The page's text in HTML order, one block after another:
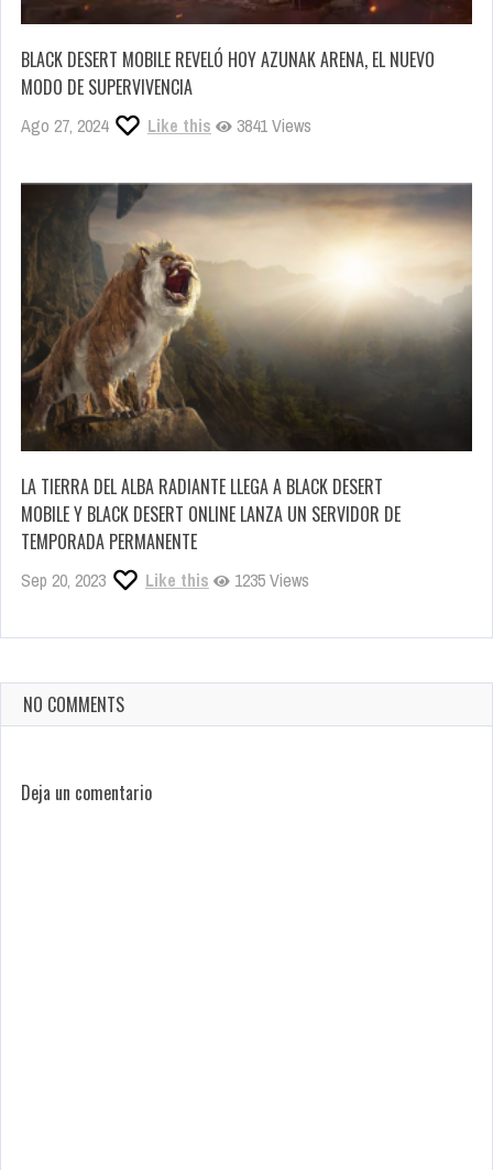
BLACK DESERT MOBILE REVELÓ HOY AZUNAK ARENA, EL NUEVO
MODO DE SUPERVIVENCIA
Ago 27, 2024 Like this 3841 Views
LA TIERRA DEL ALBA RADIANTE LLEGA A BLACK DESERT
MOBILE Y BLACK DESERT ONLINE LANZA UN SERVIDOR DE
TEMPORADA PERMANENTE
Sep 20, 2023 Like this 1235 Views
NO COMMENTS
Deja un comentario